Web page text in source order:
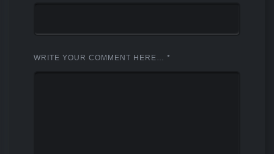
WRITE YOUR COMMENT HERE… *